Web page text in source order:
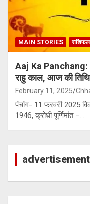
MAIN STORIES राशिफल
Aaj Ka Panchang:
राहु काल, आज की
February 11, 2025
पंचांग- 11 फरवरी 2025
1946, क्रोधी पूर्णिमांत –…
advertisement